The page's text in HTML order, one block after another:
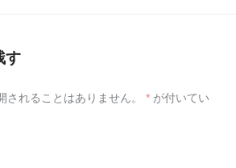
す
されることはありません。 * が付いてい